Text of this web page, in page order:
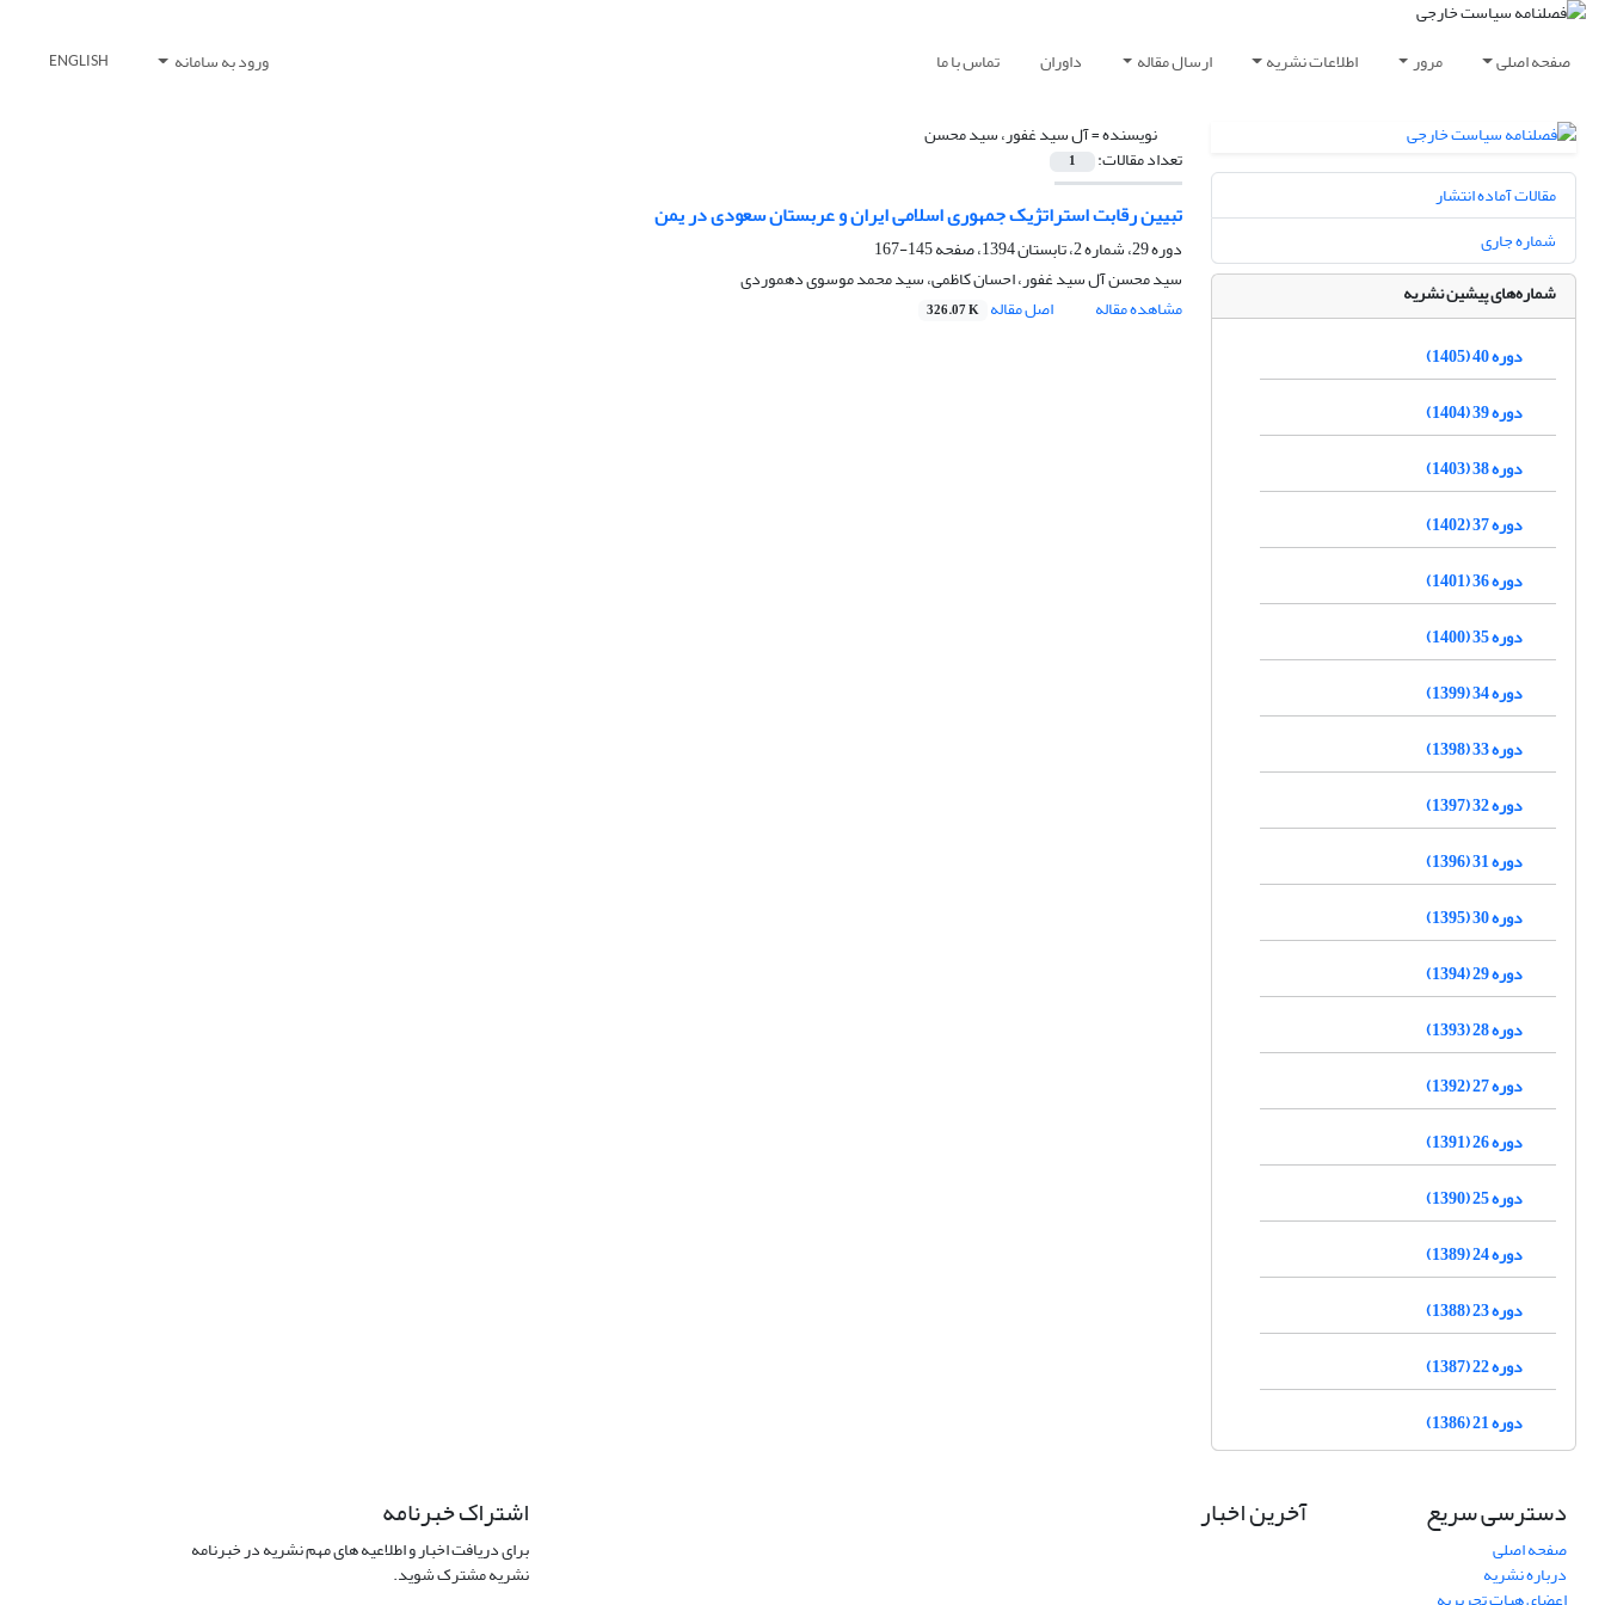
صفحه اصلی مرور اطلاعات نشریه ارسال مقاله داوران تماس با ما ورود به سامانه ENGLISH
نویسنده =آل سید غفور، سید محسن
تعداد مقالات: 1
تبیین رقابت استراتژیک جمهوری اسلامی ایران و عربستان سعودی در یمن
دوره 29، شماره 2، تابستان 1394، صفحه
145-167
سید محسن آل سید غفور، احسان کاظمی، سید محمد موسوی دهموردی
مشاهده مقاله
اصل مقاله 326.07 K
مقالات آماده انتشار
شماره جاری
شماره‌های پیشین نشریه
دوره 40 (1405)
دوره 39 (1404)
دوره 38 (1403)
دوره 37 (1402)
دوره 36 (1401)
دوره 35 (1400)
دوره 34 (1399)
دوره 33 (1398)
دوره 32 (1397)
دوره 31 (1396)
دوره 30 (1395)
دوره 29 (1394)
دوره 28 (1393)
دوره 27 (1392)
دوره 26 (1391)
دوره 25 (1390)
دوره 24 (1389)
دوره 23 (1388)
دوره 22 (1387)
دوره 21 (1386)
دسترسی سریع
صفحه اصلی
درباره نشریه
آخرین اخبار اشتراک خبرنامه
برای دریافت اخبار و اطلاعیه های مهم نشریه در خبرنامه
نشریه مشترک شوید.